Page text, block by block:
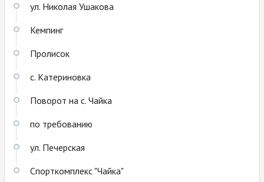
ул. Николая Ушакова
Кемпинг
Пролисок
с. Катериновка
Поворот на с. Чайка
по требованию
ул. Печерская
Спорткомплекс "Чайка"